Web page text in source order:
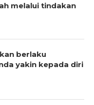
melalui tindakan
berlaku
yakin kepada diri